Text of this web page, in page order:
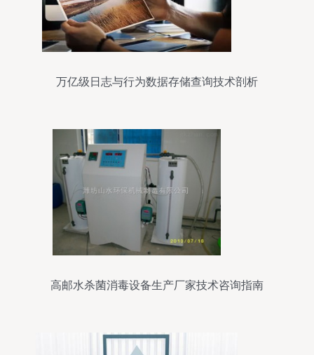
万亿级日志与行为数据存储查询技术剖析
高邮水杀菌消毒设备生产厂家技术咨询指南